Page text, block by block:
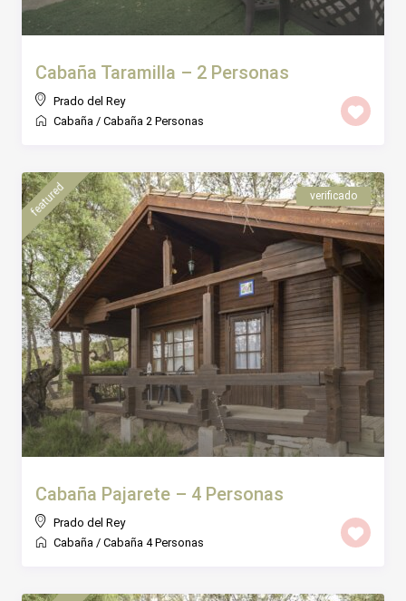
Cabaña Taramilla – 2 Personas
Prado del Rey
Cabaña / Cabaña 2 Personas
featured verificado
Cabaña Pajarete – 4 Personas
Prado del Rey
Cabaña / Cabaña 4 Personas